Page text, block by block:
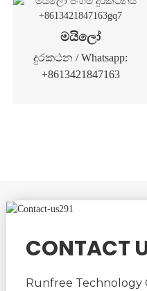
මයිලෝ
දුරකථන / Whatsapp:
+8613421847163
CONTACT
Runfree Technology